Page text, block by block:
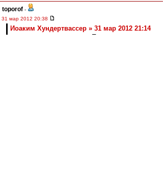
toporof -
31 мар 2012 20:38
Иоаким Хундертвассер » 31 мар 2012 21:14
енит работает с судьями. Пока не будет